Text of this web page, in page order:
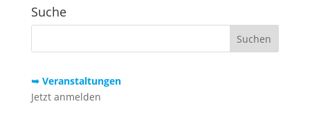
Suche
➥ Veranstaltungen
Jetzt anmelden